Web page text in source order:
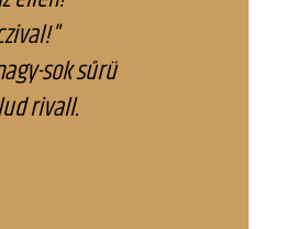
sok sűrü
rivall.